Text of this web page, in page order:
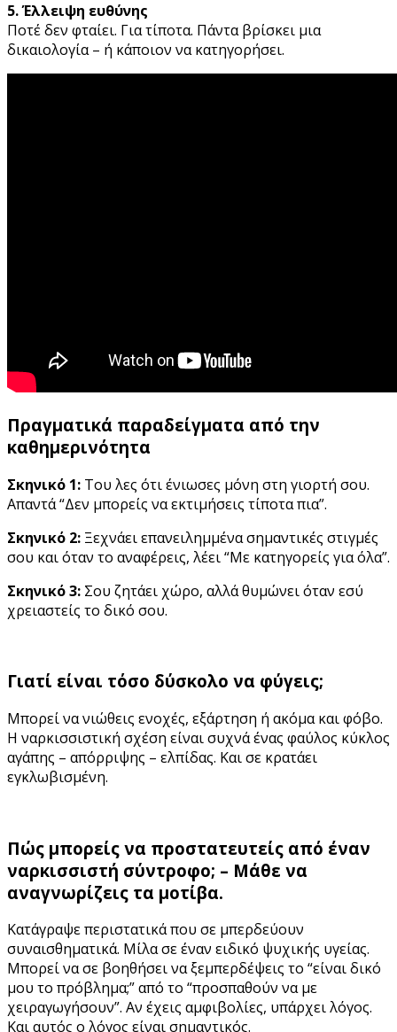
5. Έλλειψη ευθύνης
Ποτέ δεν φταίει. Για τίποτα. Πάντα βρίσκει μια
δικαιολογία – ή κάποιον να κατηγορήσει.
Πραγματικά παραδείγματα από την
καθημερινότητα
Σκηνικό 1: Του λες ότι ένιωσες μόνη στη γιορτή σου.
Απαντά “Δεν μπορείς να εκτιμήσεις τίποτα πια”.
Σκηνικό 2: Ξεχνάει επανειλημμένα σημαντικές στιγμές
σου και όταν το αναφέρεις, λέει “Με κατηγορείς για όλα”.
Σκηνικό 3: Σου ζητάει χώρο, αλλά θυμώνει όταν εσύ
χρειαστείς το δικό σου.
Γιατί είναι τόσο δύσκολο να φύγεις;
Μπορεί να νιώθεις ενοχές, εξάρτηση ή ακόμα και φόβο.
Η ναρκισσιστική σχέση είναι συχνά ένας φαύλος κύκλος
αγάπης – απόρριψης – ελπίδας. Και σε κρατάει
εγκλωβισμένη.
Πώς μπορείς να προστατευτείς από έναν
ναρκισσιστή σύντροφο; – Μάθε να
αναγνωρίζεις τα μοτίβα.
Κατάγραψε περιστατικά που σε μπερδεύουν
συναισθηματικά. Μίλα σε έναν ειδικό ψυχικής υγείας.
Μπορεί να σε βοηθήσει να ξεμπερδέψεις το “είναι δικό
μου το πρόβλημα;” από το “προσπαθούν να με
χειραγωγήσουν”. Αν έχεις αμφιβολίες, υπάρχει λόγος.
Και αυτός ο λόγος είναι σημαντικός.